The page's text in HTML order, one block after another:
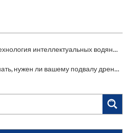
интеллектуальных водяных насосов преобразует отрасль
ли вашему подвалу дренажный насос или насос для перекачки сточных вод